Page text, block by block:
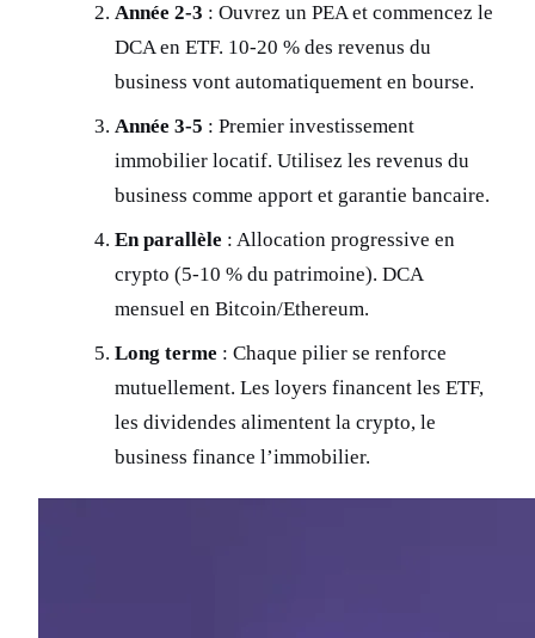
Année 2-3 : Ouvrez un PEA et commencez le
DCA en ETF. 10-20 % des revenus du
business vont automatiquement en bourse.
Année 3-5 : Premier investissement
immobilier locatif. Utilisez les revenus du
business comme apport et garantie bancaire.
En parallèle : Allocation progressive en
crypto (5-10 % du patrimoine). DCA
mensuel en Bitcoin/Ethereum.
Long terme : Chaque pilier se renforce
mutuellement. Les loyers financent les ETF,
les dividendes alimentent la crypto, le
business finance l’immobilier.